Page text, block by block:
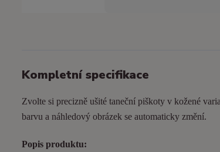
Kompletní specifikace
Zvolte si precizně ušité taneční piškoty v kožené
barvu a náhledový obrázek se automaticky změní.
Popis produktu: